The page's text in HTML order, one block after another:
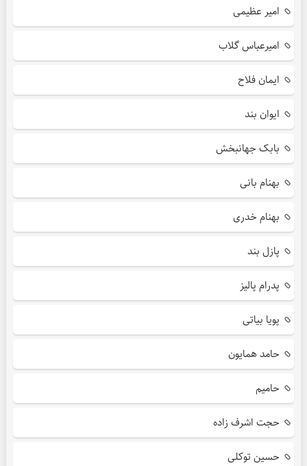
امیر عظیمی
امیرعباس گلاب
ایمان فلاح
ایوان بند
بابک جهانبخش
بهنام بانی
بهنام خدری
پازل بند
پدرام پالیز
پویا بیاتی
حامد همایون
حامیم
حجت اشرف زاده
حسین توکلی